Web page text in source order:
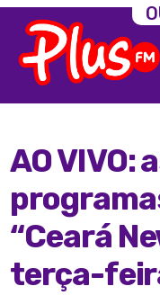
AO VIVO:
“Ceará
terça-